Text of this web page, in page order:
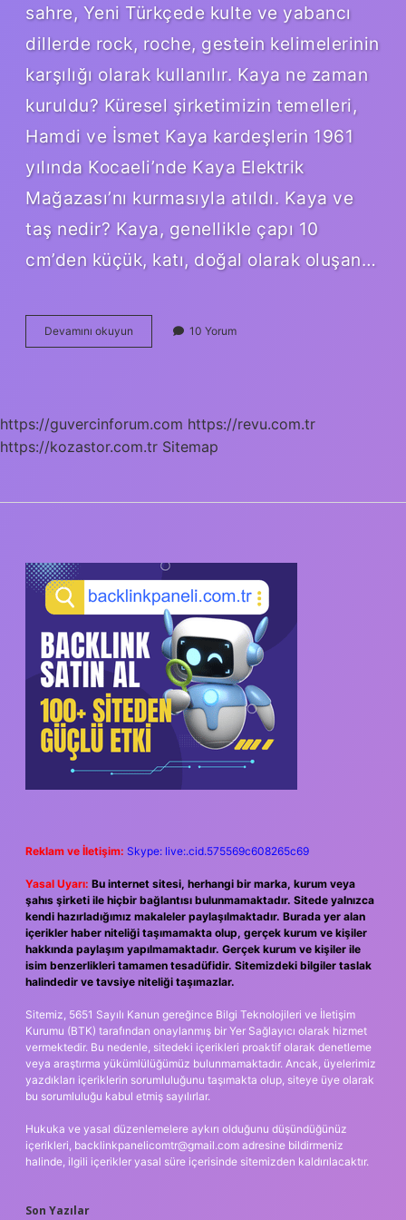
sahre, Yeni Türkçede kulte ve yabancı
dillerde rock, roche, gestein kelimelerinin
karşılığı olarak kullanılır. Kaya ne zaman
kuruldu? Küresel şirketimizin temelleri,
Hamdi ve İsmet Kaya kardeşlerin 1961
yılında Kocaeli’nde Kaya Elektrik
Mağazası’nı kurmasıyla atıldı. Kaya ve
taş nedir? Kaya, genellikle çapı 10
cm’den küçük, katı, doğal olarak oluşan…
Devamını okuyun
En
10 Yorum
https://guvercinforum.com https://revu.com.tr
https://kozastor.com.tr Sitemap
SIDEBAR
Reklam ve İletişim: Skype: live:.cid.575569c608265c69
Yasal Uyarı: Bu internet sitesi, herhangi bir marka, kurum veya
şahıs şirketi ile hiçbir bağlantısı bulunmamaktadır. Sitede yalnızca
kendi hazırladığımız makaleler paylaşılmaktadır. Burada yer alan
içerikler haber niteliği taşımamakta olup, gerçek kurum ve kişiler
hakkında paylaşım yapılmamaktadır. Gerçek kurum ve kişiler ile
isim benzerlikleri tamamen tesadüfidir. Sitemizdeki bilgiler taslak
halindedir ve tavsiye niteliği taşımazlar.
Sitemiz, 5651 Sayılı Kanun gereğince Bilgi Teknolojileri ve İletişim
Kurumu (BTK) tarafından onaylanmış bir Yer Sağlayıcı olarak hizmet
vermektedir. Bu nedenle, sitedeki içerikleri proaktif olarak denetleme
veya araştırma yükümlülüğümüz bulunmamaktadır. Ancak, üyelerimiz
yazdıkları içeriklerin sorumluluğunu taşımakta olup, siteye üye olarak
bu sorumluluğu kabul etmiş sayılırlar.
Hukuka ve yasal düzenlemelere aykırı olduğunu düşündüğünüz
içerikleri, backlinkpanelicomtr@gmail.com adresine bildirmeniz
halinde, ilgili içerikler yasal süre içerisinde sitemizden kaldırılacaktır.
Son Yazılar